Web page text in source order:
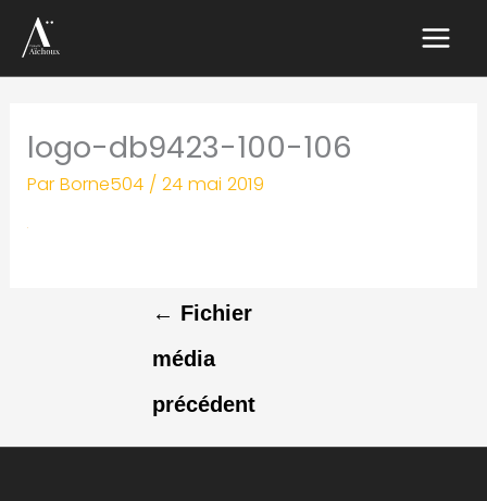
contenu
logo-db9423-100-106
ParBorne504 /24 mai 2019
← Fichier
média
précédent